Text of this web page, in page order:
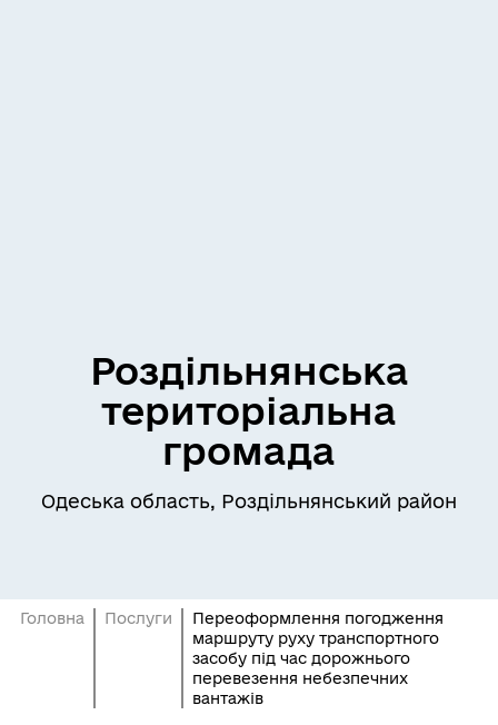
Роздільнянська
територіальна
громада
Одеська область, Роздільнянський район
Головна Послуги
Переоформлення погодження
маршруту руху транспортного
засобу під час дорожнього
перевезення небезпечних
вантажів